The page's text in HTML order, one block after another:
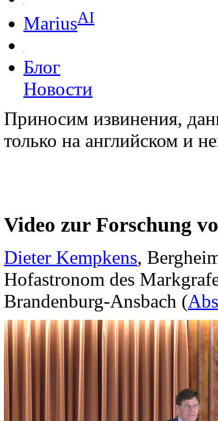
MariusAI
Блог
Новости
Приносим извинения,
только на английском и
Video zur Forschung
Dieter Kempkens,
Hofastronom des
Brandenburg-Ansbach (